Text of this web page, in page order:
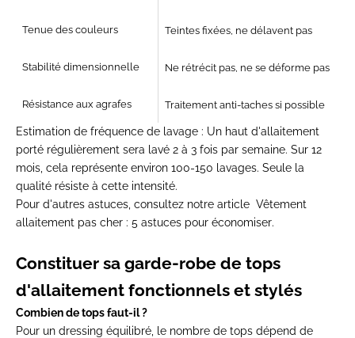
Tenue des couleurs Teintes fixées, ne délavent pas
Stabilité dimensionnelle Ne rétrécit pas, ne se déforme pas
Résistance aux agrafes Traitement anti-taches si possible
Estimation de fréquence de lavage : Un haut d'allaitement
porté régulièrement sera lavé 2 à 3 fois par semaine. Sur 12
mois, cela représente environ 100-150 lavages. Seule la
qualité résiste à cette intensité.
Pour d'autres astuces, consultez notre article Vêtement
allaitement pas cher : 5 astuces pour économiser.
Constituer sa garde-robe de tops
d'allaitement fonctionnels et stylés
Combien de tops faut-il ?
Pour un dressing équilibré, le nombre de tops dépend de